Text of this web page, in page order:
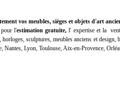
vos meubles, sièges et objets d'art
pour l'estimation gratuite,l' expertiseet la
sculptures, meubles anciens et design,
Nantes, Lyon, Toulouse, Aix-en-Provence,